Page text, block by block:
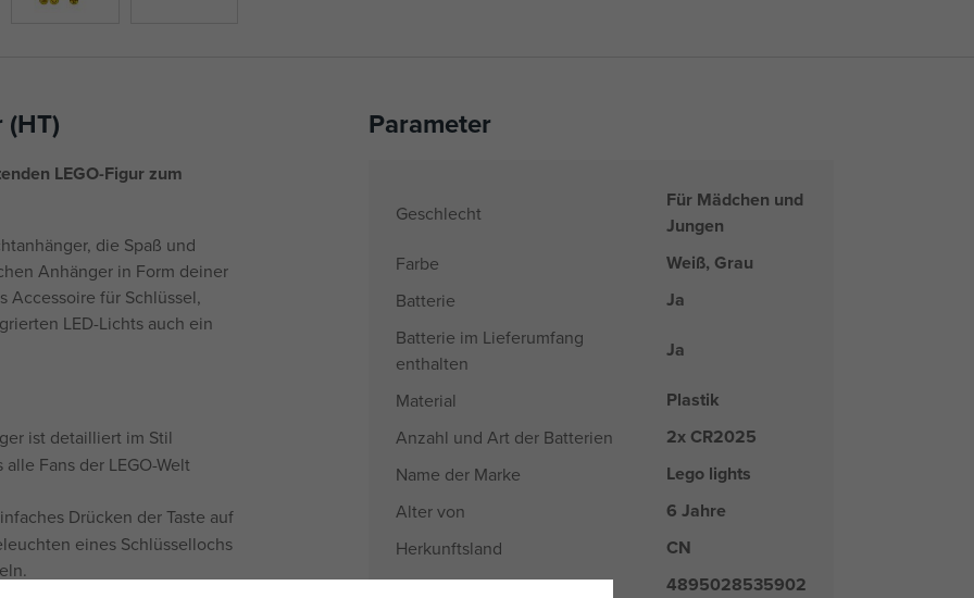
LEGO-Figur zum
die Spaß und
Anhänger in Form deiner
Accessoire für Schlüssel,
LED-Lichts auch ein
ist detailliert im Stil
Fans der LEGO-Welt
Drücken der Taste auf
eines Schlüssellochs
Parameter
Geschlecht
Für Mädchen und
Jungen
Farbe Weiß, Grau
Batterie Ja
Batterie im Lieferumfang
enthalten
Ja
Material Plastik
Anzahl und Art der Batterien 2x CR2025
Name der Marke Lego lights
Alter von 6 Jahre
Herkunftsland CN
EANs 4895028535902